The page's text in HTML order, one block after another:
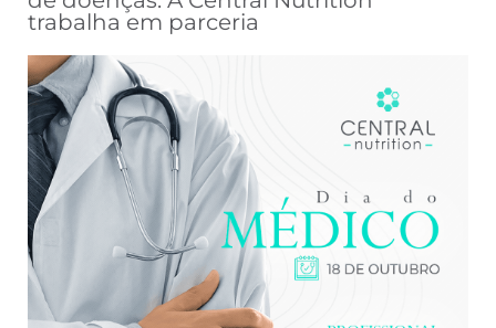
trabalha em parceria